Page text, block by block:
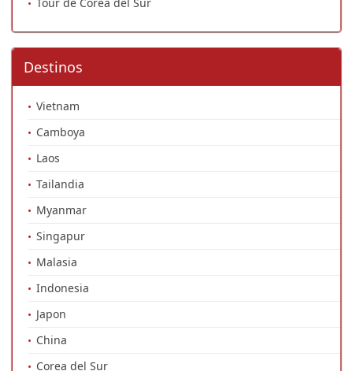
Destinos
Vietnam
Camboya
Laos
Tailandia
Myanmar
Singapur
Malasia
Indonesia
Japon
China
Corea del Sur